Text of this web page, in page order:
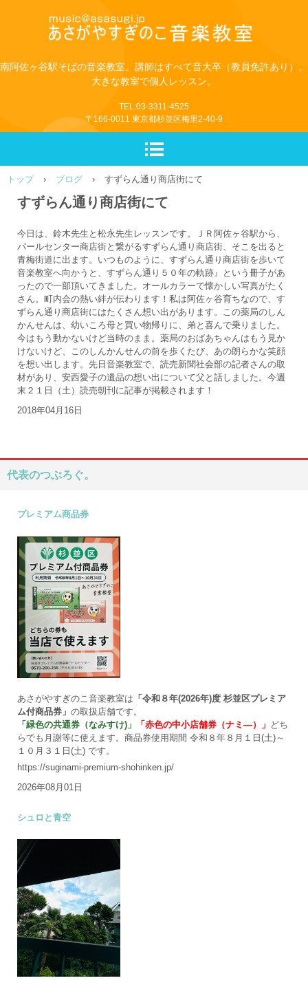
南阿佐ヶ谷駅そばの音楽教室。講師はすべて音大卒（教員免許あり）。
大きな教室で個人レッスン。
TEL:03-3311-4525
〒166-0011 東京都杉並区梅里2-40-9
トップ › ブログ › すずらん通り商店街にて
すずらん通り商店街にて
今日は、鈴木先生と松永先生レッスンです。ＪＲ阿佐ヶ谷駅から、
パールセンター商店街と繋がるすずらん通り商店街、そこを出ると
青梅街道に出ます。いつものように、すずらん通り商店街を歩いて
音楽教室へ向かうと、すずらん通り５０年の軌跡』という冊子があ
ったので一部頂いてきました。オールカラーで懐かしい写真がたく
さん。町内会の熱い絆が伝わります！私は阿佐ヶ谷育ちなので、す
ずらん通り商店街にはたくさん想い出があります。この薬局のしん
かんせんは、幼いころ母と買い物帰りに、弟と喜んで乗りました。
今はもう動かないけど当時のまま。薬局のおばあちゃんはもう見か
けないけど、このしんかんせんの前を歩くたび、あの朗らかな笑顔
を想い出します。先日音楽教室で、読売新聞社会部の記者さんの取
材があり、安西愛子の遺品の想い出について父と話しました。今週
末２１日（土）読売朝刊に記事が掲載されます！
2018年04月16日
代表のつぶろぐ。
プレミアム商品券
あさがやすぎのこ音楽教室は 「令和８年(2026年)度 杉並区プレミア
ム付商品券」 の取扱店舗です。
「緑色の共通券（なみすけ)」
「赤色の中小店舗券（ナミ―）」 どち
らでも月謝等に使えます。商品券使用期間 令和８年８月１日(土)～
１０月３１日(土) です。
https://suginami-premium-shohinken.jp/
2026年08月01日
シュロと青空